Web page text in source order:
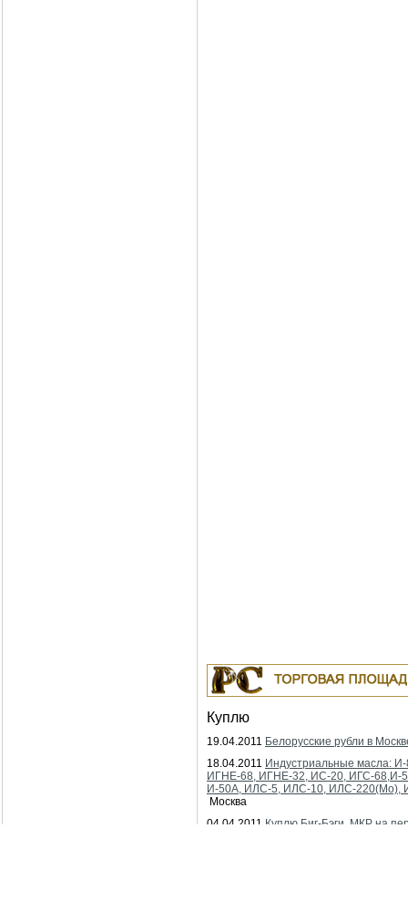
Куплю
19.04.2011 Белорусские рубли в
18.04.2011 Индустриальные масла:
ИГНЕ-68, ИГНЕ-32, ИС-20, ИГС-68,И-
И-50А, ИЛС-5, ИЛС-10, ИЛС-220(Мо),
Москва
04.04.2011 Куплю Биг-Бэги, МКР на